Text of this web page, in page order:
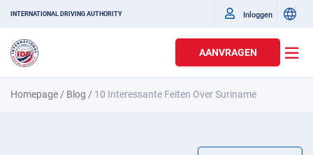
INTERNATIONAL DRIVING AUTHORITY Inloggen
AANVRAGEN
Homepage / Blog / 10 Interessante Feiten Over Suriname